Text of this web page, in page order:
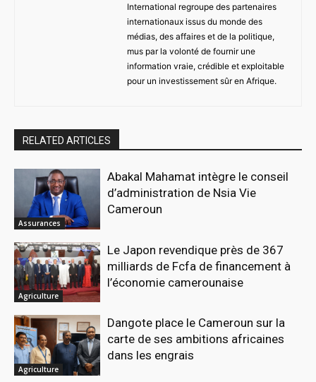
International regroupe des partenaires
internationaux issus du monde des
médias, des affaires et de la politique,
mus par la volonté de fournir une
information vraie, crédible et exploitable
pour un investissement sûr en Afrique.
RELATED ARTICLES
Assurances
Abakal Mahamat intègre le conseil
d’administration de Nsia Vie
Cameroun
Agriculture
Le Japon revendique près de 367
milliards de Fcfa de financement à
l’économie camerounaise
Agriculture
Dangote place le Cameroun sur la
carte de ses ambitions africaines
dans les engrais